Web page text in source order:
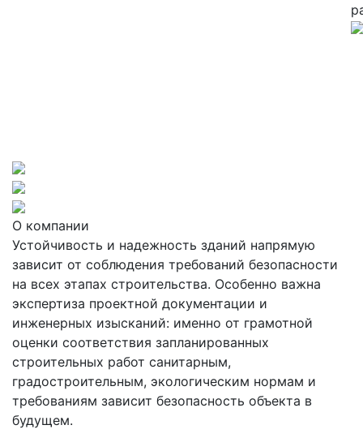
О компании
Устойчивость и надежность зданий напрямую
зависит от соблюдения требований безопасности
на всех этапах строительства. Особенно важна
экспертиза проектной документации и
инженерных изысканий: именно от грамотной
оценки соответствия запланированных
строительных работ санитарным,
градостроительным, экологическим нормам и
требованиям зависит безопасность объекта в
будущем.